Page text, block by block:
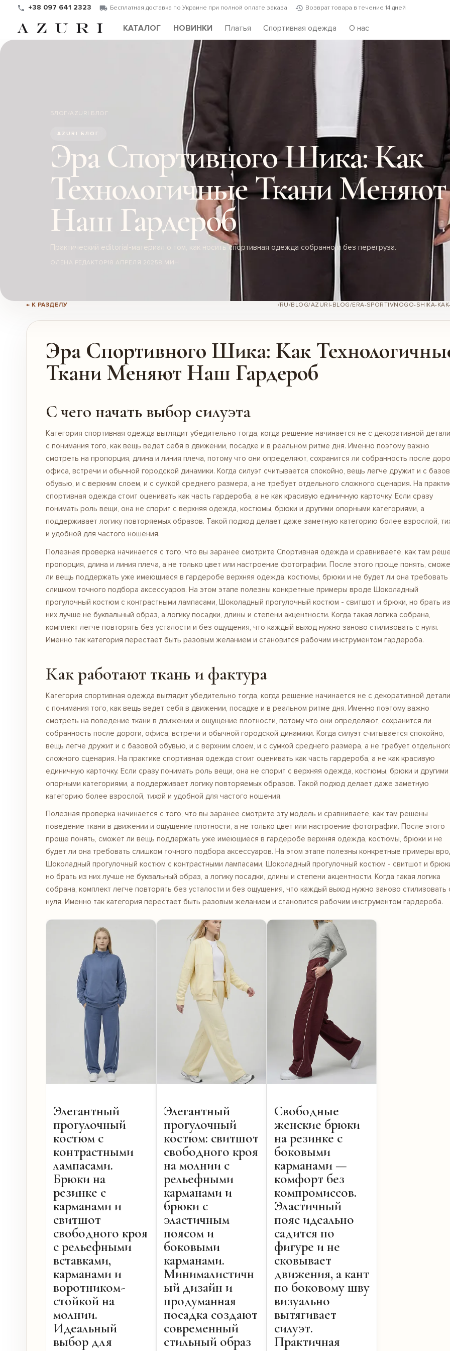
+38 097 641 2323 Бесплатная доставка по Украине при полной оплате заказа Возврат товара в течение 14 дней
КАТАЛОГ НОВИНКИ Платья Спортивная одежда О нас
БЛОГ AZURI БЛОГ
AZURI БЛОГ
Эра Спортивного Шика: Как
Технологичные Ткани Меняют
Наш Гардероб
Практический editorial-материал о том, как носить спортивная одежда собранно и без перегруза.
ОЛЕНА РЕДАКТОР18 АПРЕЛЯ 20258 МИН
← К РАЗДЕЛУ
Эра Спортивного Шика: Как
Ткани Меняют Наш Гардероб
С чего начать выбор силуэта
Категория спортивная одежда выглядит убедительно тогда, когда решение начинается не с декоративной
с понимания того, как вещь ведет себя в движении, посадке и в реальном ритме дня. Именно поэтому важно
смотреть на пропорция, длина и линия плеча, потому что они определяют, сохранится ли собранность после
офиса, встречи и обычной городской динамики. Когда силуэт считывается спокойно, вещь легче дружит и с
обувью, и с верхним слоем, и с сумкой среднего размера, а не требует отдельного сложного сценария. На
спортивная одежда стоит оценивать как часть гардероба, а не как красивую единичную карточку. Если сразу
понимать роль вещи, она не спорит с верхняя одежда, костюмы, брюки и другими опорными категориями, а
поддерживает логику повторяемых образов. Такой подход делает даже заметную категорию более взрослой,
и удобной для частого ношения.
Полезная проверка начинается с того, что вы заранее смотрите Спортивная одежда и сравниваете, как там
пропорция, длина и линия плеча, а не только цвет или настроение фотографии. После этого проще понять,
ли вещь поддержать уже имеющиеся в гардеробе верхняя одежда, костюмы, брюки и не будет ли она требовать
слишком точного подбора аксессуаров. На этом этапе полезны конкретные примеры вроде Шоколадный
прогулочный костюм с контрастными лампасами, Шоколадный прогулочный костюм - свитшот и брюки, но брать из
них лучше не буквальный образ, а логику посадки, длины и степени акцентности. Когда такая логика собрана,
комплект легче повторять без усталости и без ощущения, что каждый выход нужно заново стилизовать с нуля.
Именно так категория перестает быть разовым желанием и становится рабочим инструментом гардероба.
Как работают ткань и фактура
Категория спортивная одежда выглядит убедительно тогда, когда решение начинается не с декоративной
с понимания того, как вещь ведет себя в движении, посадке и в реальном ритме дня. Именно поэтому важно
смотреть на поведение ткани в движении и ощущение плотности, потому что они определяют, сохранится ли
собранность после дороги, офиса, встречи и обычной городской динамики. Когда силуэт считывается спокойно,
вещь легче дружит и с базовой обувью, и с верхним слоем, и с сумкой среднего размера, а не требует
сложного сценария. На практике спортивная одежда стоит оценивать как часть гардероба, а не как красивую
единичную карточку. Если сразу понимать роль вещи, она не спорит с верхняя одежда, костюмы, брюки и другими
опорными категориями, а поддерживает логику повторяемых образов. Такой подход делает даже заметную
категорию более взрослой, тихой и удобной для частого ношения.
Полезная проверка начинается с того, что вы заранее смотрите эту модель и сравниваете, как там решены
поведение ткани в движении и ощущение плотности, а не только цвет или настроение фотографии. После этого
проще понять, сможет ли вещь поддержать уже имеющиеся в гардеробе верхняя одежда, костюмы, брюки и не
будет ли она требовать слишком точного подбора аксессуаров. На этом этапе полезны конкретные примеры
Шоколадный прогулочный костюм с контрастными лампасами, Шоколадный прогулочный костюм - свитшот и
но брать из них лучше не буквальный образ, а логику посадки, длины и степени акцентности. Когда такая логика
собрана, комплект легче повторять без усталости и без ощущения, что каждый выход нужно заново стилизовать
нуля. Именно так категория перестает быть разовым желанием и становится рабочим инструментом гардероба.
Элегантный
прогулочный
костюм с
контрастными
лампасами.
Брюки на
резинке с
карманами и
свитшот
свободного кроя
с рельефными
вставками,
карманами и
воротником-
стойкой на
молнии.
Идеальный
выбор для
Элегантный
прогулочный
костюм: свитшот
свободного кроя
на молнии с
рельефными
карманами и
брюки с
эластичным
поясом и
боковыми
карманами.
Минималистичн
ый дизайн и
продуманная
посадка создают
современный
стильный образ
Свободные
женские брюки
на резинке с
боковыми
карманами —
комфорт без
компромиссов.
Эластичный
пояс идеально
садится по
фигуре и не
сковывает
движения, а кант
по боковому шву
визуально
вытягивает
силуэт.
Практичная